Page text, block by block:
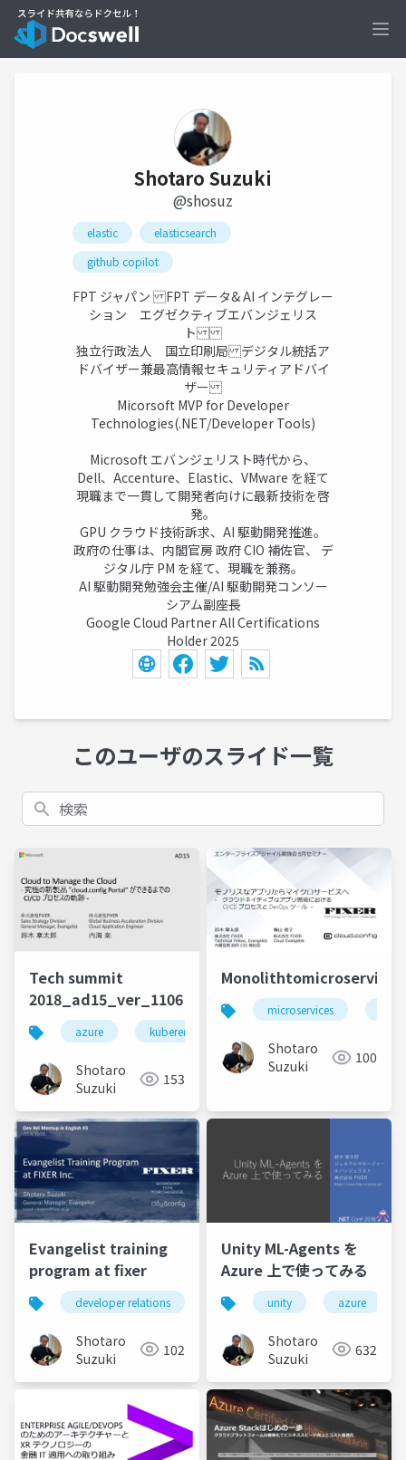
Shotaro Suzuki
@shosuz
elastic
elasticsearch
github copilot
FPT ジャパン FPT データ& AI インテグレー
ション エグゼクティブエバンジェリス
ト
独立行政法人 国立印刷局 デジタル統括ア
ドバイザー兼最高情報セキュリティアドバイ
ザー
Micorsoft MVP for Developer
Technologies(.NET/Developer Tools)
Microsoft エバンジェリスト時代から、
Dell、Accenture、Elastic、VMware を経て
現職まで一貫して開発者向けに最新技術を啓
発。
GPU クラウド技術訴求、AI 駆動開発推進。
政府の仕事は、内閣官房 政府 CIO 補佐官、 デ
ジタル庁 PM を経て、現職を兼務。
AI 駆動開発勉強会主催/AI 駆動開発コンソー
シアム副座長
Google Cloud Partner All Certifications
Holder 2025
このユーザのスライド一覧
検索
Tech summit
2018_ad15_ver_1106
azure kuberenetes
Shotaro
Suzuki
153
Monolithtomicroservices
microservices
Shotaro
Suzuki
100
Evangelist training
program at fixer
developer relations advocate evangelist
Shotaro
Suzuki
102
Unity ML-Agents を
Azure 上で使ってみる
unity azure
Shotaro
Suzuki
632